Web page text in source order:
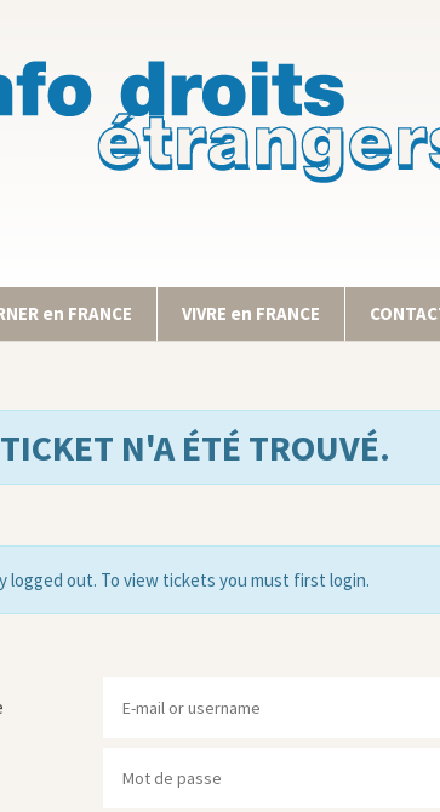
en FRANCE VIVRE en FRANCE
N'A ÉTÉ TROUVÉ.
logged out. To view tickets you must first login.